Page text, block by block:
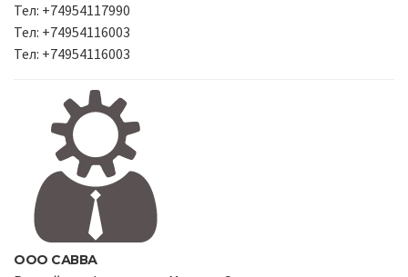
Тел: +74954117990
Тел: +74954116003
Тел: +74954116003
ООО САВВА